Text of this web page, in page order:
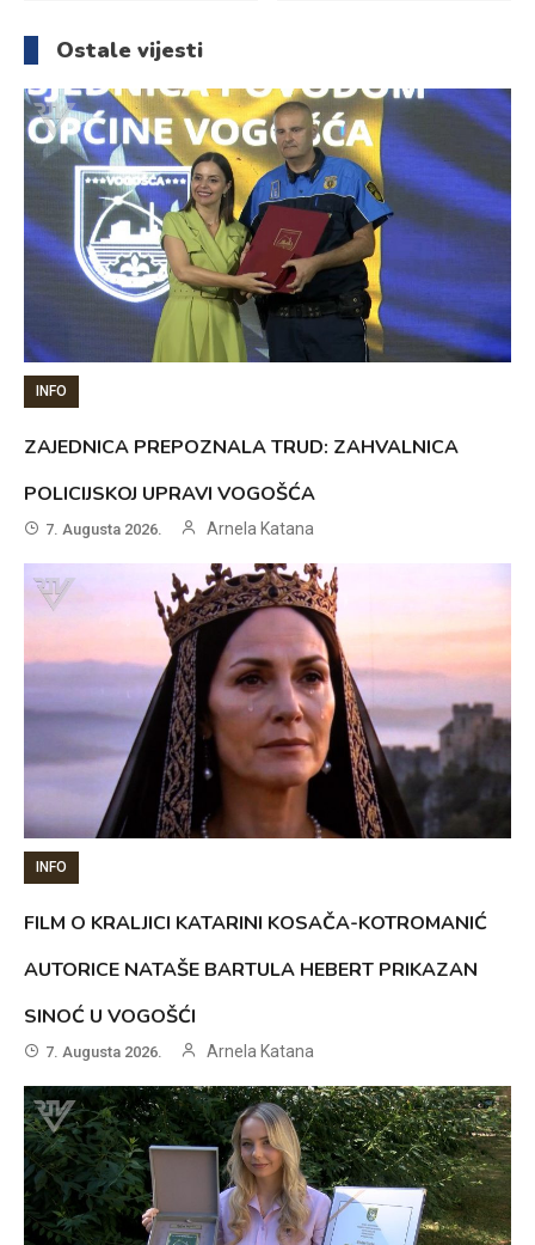
članaka
Ostale vijesti
INFO
ZAJEDNICA PREPOZNALA TRUD: ZAHVALNICA
POLICIJSKOJ UPRAVI VOGOŠĆA
7. Augusta 2026. Arnela Katana
INFO
FILM O KRALJICI KATARINI KOSAČA-KOTROMANIĆ
AUTORICE NATAŠE BARTULA HEBERT PRIKAZAN
SINOĆ U VOGOŠĆI
7. Augusta 2026. Arnela Katana